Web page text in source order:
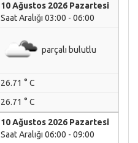
10 Ağustos 2026 Pazartesi
Saat Aralığı 03:00 - 06:00
parçalı bulutlu
26.71 ° C
26.71 ° C
10 Ağustos 2026 Pazartesi
Saat Aralığı 06:00 - 09:00